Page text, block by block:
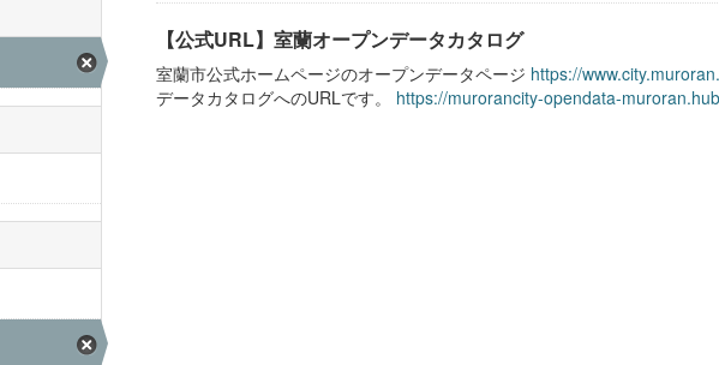
【公式URL】室蘭オープンデータカタログ
室蘭市公式ホームページのオープンデータページ https://
データカタログへのURLです。 https://murorancity-opendata-